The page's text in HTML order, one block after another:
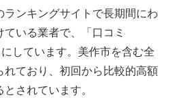
ランキングサイトで長期間にわ
いる業者で、「口コミ
しています。美作市を含む全
れており、初回から比較的高額
されています。